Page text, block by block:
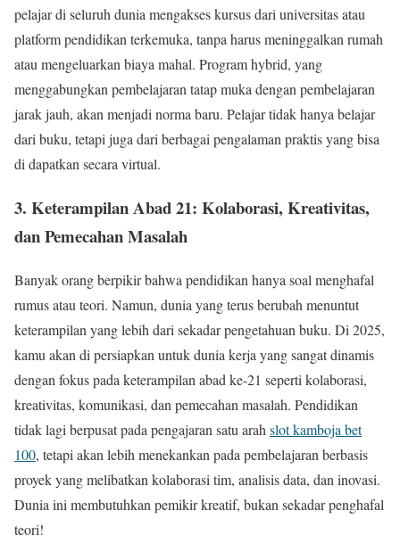
pelajar di seluruh dunia mengakses kursus dari universitas atau
platform pendidikan terkemuka, tanpa harus meninggalkan rumah
atau mengeluarkan biaya mahal. Program hybrid, yang
menggabungkan pembelajaran tatap muka dengan pembelajaran
jarak jauh, akan menjadi norma baru. Pelajar tidak hanya belajar
dari buku, tetapi juga dari berbagai pengalaman praktis yang bisa
di dapatkan secara virtual.
3. Keterampilan Abad 21: Kolaborasi, Kreativitas,
dan Pemecahan Masalah
Banyak orang berpikir bahwa pendidikan hanya soal menghafal
rumus atau teori. Namun, dunia yang terus berubah menuntut
keterampilan yang lebih dari sekadar pengetahuan buku. Di 2025,
kamu akan di persiapkan untuk dunia kerja yang sangat dinamis
dengan fokus pada keterampilan abad ke-21 seperti kolaborasi,
kreativitas, komunikasi, dan pemecahan masalah. Pendidikan
tidak lagi berpusat pada pengajaran satu arah slot kamboja bet
100, tetapi akan lebih menekankan pada pembelajaran berbasis
proyek yang melibatkan kolaborasi tim, analisis data, dan inovasi.
Dunia ini membutuhkan pemikir kreatif, bukan sekadar penghafal
teori!